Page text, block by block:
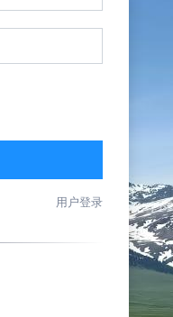
用户登录